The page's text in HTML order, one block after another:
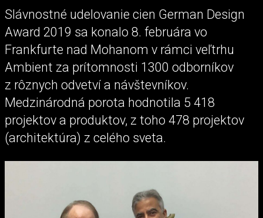
Slávnostné udelovanie cien German Design
Award 2019 sa konalo 8. februára vo
Frankfurte nad Mohanom v rámci veľtrhu
Ambient za prítomnosti 1300 odborníkov
z rôznych odvetví a návštevníkov.
Medzinárodná porota hodnotila 5 418
projektov a produktov, z toho 478 projektov
(architektúra) z celého sveta.